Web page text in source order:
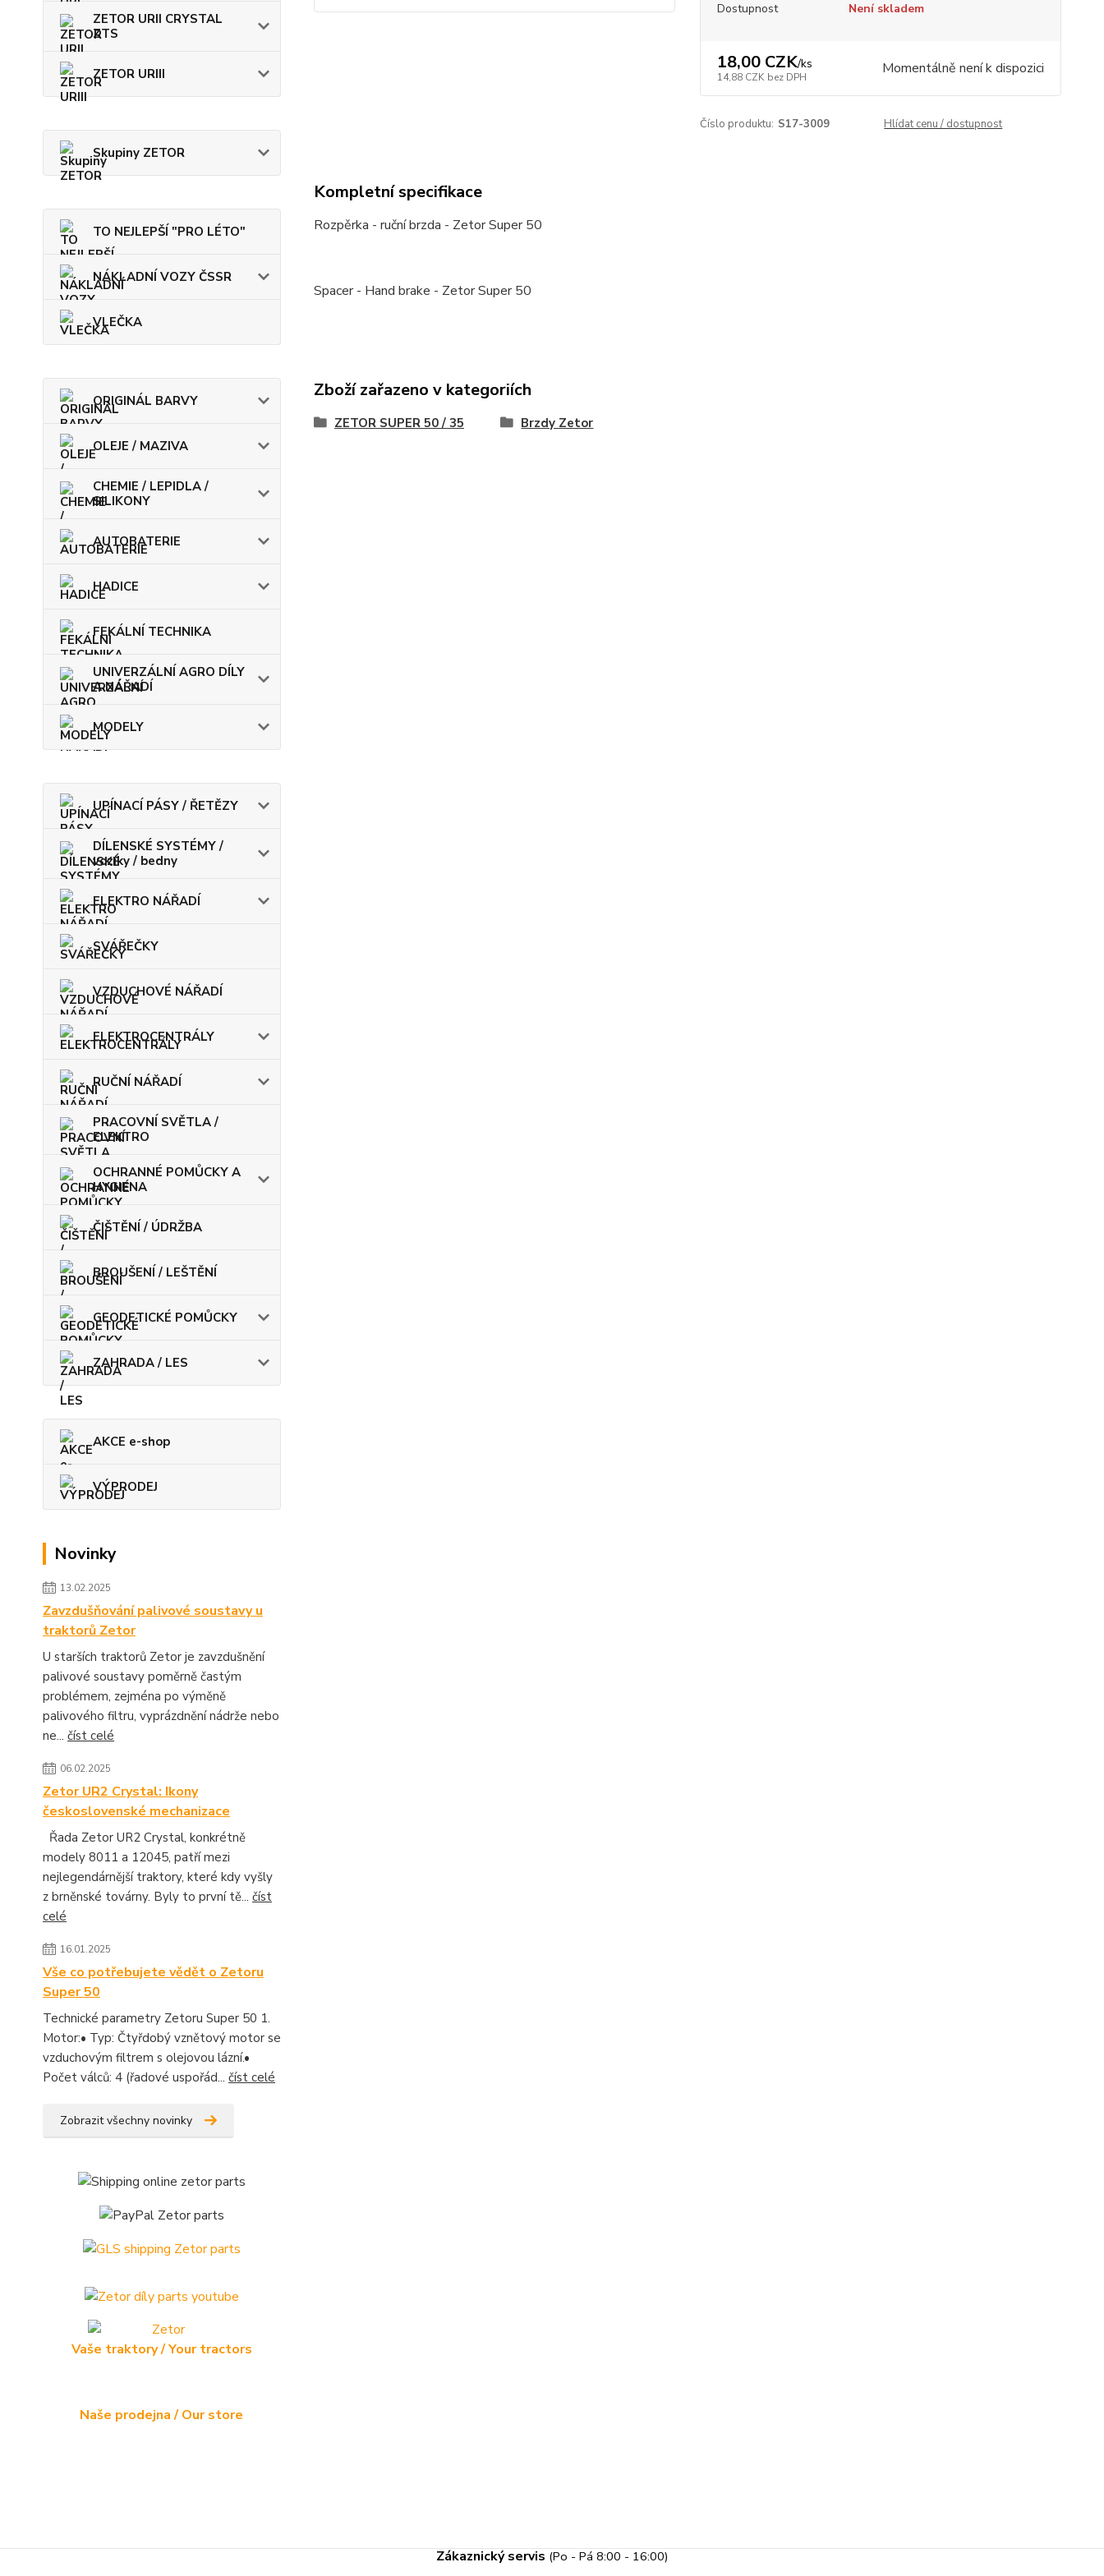
ZETOR URII CRYSTAL
ZTS
ZETOR URIII
Skupiny ZETOR
TO NEJLEPŠÍ "PRO LÉTO"
NÁKLADNÍ VOZY ČSSR
VLEČKA
ORIGINÁL BARVY
OLEJE / MAZIVA
CHEMIE / LEPIDLA /
SILIKONY
AUTOBATERIE
HADICE
FEKÁLNÍ TECHNIKA
UNIVERZÁLNÍ AGRO DÍLY
A NÁŘADÍ
MODELY
UPÍNACÍ PÁSY / ŘETĚZY
DÍLENSKÉ SYSTÉMY /
vozíky / bedny
ELEKTRO NÁŘADÍ
SVÁŘEČKY
VZDUCHOVÉ NÁŘADÍ
ELEKTROCENTRÁLY
RUČNÍ NÁŘADÍ
PRACOVNÍ SVĚTLA /
ELEKTRO
OCHRANNÉ POMŮCKY A
HYGIENA
ČIŠTĚNÍ / ÚDRŽBA
BROUŠENÍ / LEŠTĚNÍ
GEODETICKÉ POMŮCKY
ZAHRADA / LES
AKCE e-shop
VÝPRODEJ
Novinky
13.02.2025
Zavzdušňování palivové soustavy u
traktorů Zetor
U starších traktorů Zetor je zavzdušnění
palivové soustavy poměrně častým
problémem, zejména po výměně
palivového filtru, vyprázdnění nádrže nebo
ne... číst celé
06.02.2025
Zetor UR2 Crystal: Ikony
československé mechanizace
Řada Zetor UR2 Crystal, konkrétně
modely 8011 a 12045, patří mezi
nejlegendárnější traktory, které kdy vyšly
z brněnské továrny. Byly to první tě... číst
celé
16.01.2025
Vše co potřebujete vědět o Zetoru
Super 50
Technické parametry Zetoru Super 50 1.
Motor:• Typ: Čtyřdobý vznětový motor se
vzduchovým filtrem s olejovou lázní.•
Počet válců: 4 (řadové uspořád... číst celé
Zobrazit všechny novinky
Vaše traktory / Your tractors
Naše prodejna / Our store
Dostupnost Není skladem
18,00 CZK/ks
14,88 CZK bez DPH Momentálně není k dispozici
Číslo produktu: S17-3009 Hlídat cenu / dostupnost
Kompletní specifikace
Rozpěrka - ruční brzda - Zetor Super 50
Spacer - Hand brake - Zetor Super 50
Zboží zařazeno v kategoriích
ZETOR SUPER 50 / 35 Brzdy Zetor
Zákaznický servis (Po - Pá 8:00 - 16:00)